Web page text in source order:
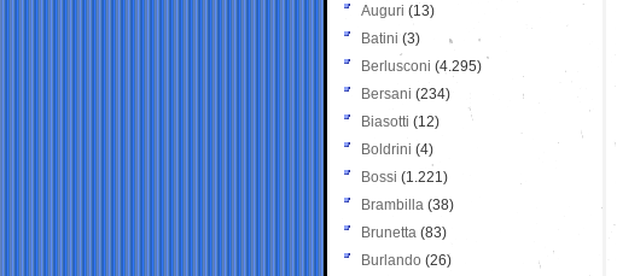
Auguri (13)
Batini (3)
Berlusconi (4.295)
Bersani (234)
Biasotti (12)
Boldrini (4)
Bossi (1.221)
Brambilla (38)
Brunetta (83)
Burlando (26)